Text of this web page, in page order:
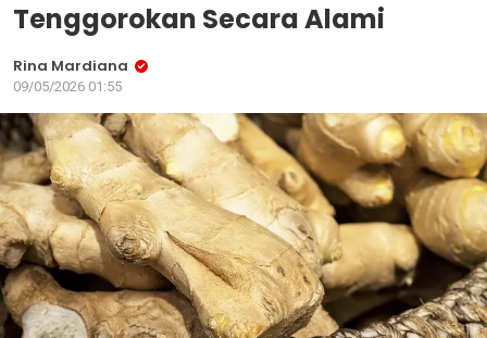
Tenggorokan Secara Alami
Rina Mardiana
09/05/2026 01:55